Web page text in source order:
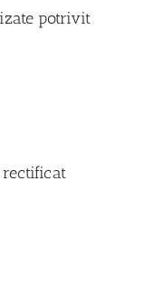
potrivit
rectificat